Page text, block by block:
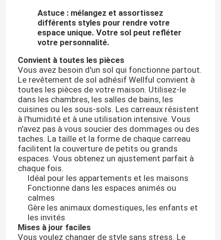
Astuce : mélangez et assortissez
différents styles pour rendre votre
espace unique. Votre sol peut refléter
votre personnalité.
Convient à toutes les pièces
Vous avez besoin d'un sol qui fonctionne partout.
Le revêtement de sol adhésif Wellful convient à
toutes les pièces de votre maison. Utilisez-le
dans les chambres, les salles de bains, les
cuisines ou les sous-sols. Les carreaux résistent
à l'humidité et à une utilisation intensive. Vous
n'avez pas à vous soucier des dommages ou des
taches. La taille et la forme de chaque carreau
facilitent la couverture de petits ou grands
espaces. Vous obtenez un ajustement parfait à
chaque fois.
Idéal pour les appartements et les maisons
Fonctionne dans les espaces animés ou
calmes
Gère les animaux domestiques, les enfants et
les invités
Mises à jour faciles
Vous voulez changer de style sans stress. Le